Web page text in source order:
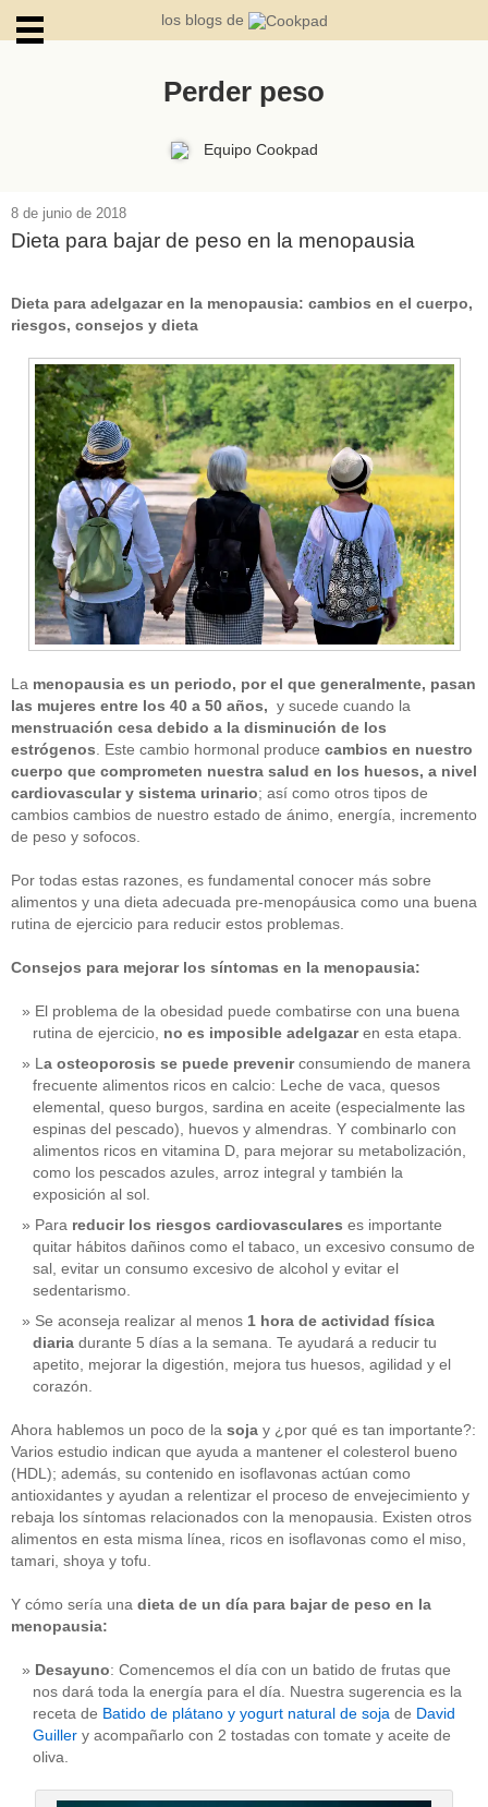
los blogs de
Perder peso
Equipo Cookpad
8 de junio de 2018
Dieta para bajar de peso en la menopausia
Dieta para adelgazar en la menopausia: cambios en el cuerpo,
riesgos, consejos y dieta
La menopausia es un periodo, por el que generalmente, pasan
las mujeres entre los 40 a 50 años, y sucede cuando la
menstruación cesa debido a la disminución de los
estrógenos . Este cambio hormonal produce cambios en nuestro
cuerpo que comprometen nuestra salud en los huesos, a nivel
cardiovascular y sistema urinario; así como otros tipos de
cambios cambios de nuestro estado de ánimo, energía, incremento
de peso y sofocos.
Por todas estas razones, es fundamental conocer más sobre
alimentos y una dieta adecuada pre-menopáusica como una buena
rutina de ejercicio para reducir estos problemas.
Consejos para mejorar los síntomas en la menopausia:
El problema de la obesidad puede combatirse con una buena
rutina de ejercicio, no es imposible adelgazaren esta etapa.
L a osteoporosis se puede prevenirconsumiendo de manera
frecuente alimentos ricos en calcio: Leche de vaca, quesos
elemental, queso burgos, sardina en aceite (especialmente las
espinas del pescado), huevos y almendras. Y combinarlo con
alimentos ricos en vitamina D, para mejorar su metabolización,
como los pescados azules, arroz integral y también la
exposición al sol.
Para reducir los riesgos cardiovasculares es importante
quitar hábitos dañinos como el tabaco, un excesivo consumo de
sal, evitar un consumo excesivo de alcohol y evitar el
sedentarismo.
Se aconseja realizar al menos 1 hora de actividad física
diaria durante 5 días a la semana. Te ayudará a reducir tu
apetito, mejorar la digestión, mejora tus huesos, agilidad y el
corazón.
Ahora hablemos un poco de la soja y ¿por qué es tan importante?:
Varios estudio indican que ayuda a mantener el colesterol bueno
(HDL); además, su contenido en isoflavonas actúan como
antioxidantes y ayudan a relentizar el proceso de envejecimiento y
rebaja los síntomas relacionados con la menopausia. Existen otros
alimentos en esta misma línea, ricos en isoflavonas como el miso,
tamari, shoya y tofu.
Y cómo sería una dieta de un día para bajar de peso en la
menopausia:
Desayuno: Comencemos el día con un batido de frutas que
nos dará toda la energía para el día. Nuestra sugerencia es la
receta de Batido de plátano y yogurt natural de soja de David
Guiller y acompañarlo con 2 tostadas con tomate y aceite de
oliva.